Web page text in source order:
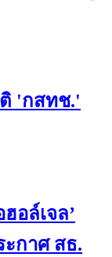
'กสทช.'
อล์เจล’
ะกาศ สธ.